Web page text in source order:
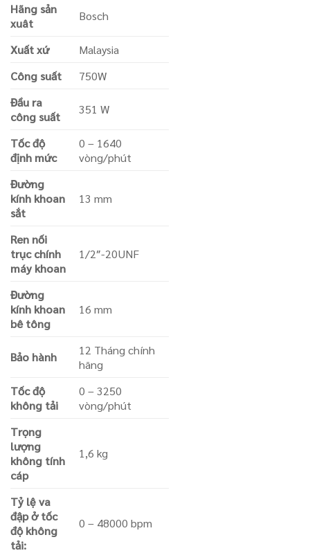
Hãng sản
xuât
Bosch
Xuất xứ
Malaysia
Công suất
750W
Đầu ra
công suất
351 W
Tốc độ
định mức
0 – 1640
vòng/phút
Đường
kính khoan
sắt
13 mm
Ren nối
trục chính
máy khoan
1/2″-20UNF
Đường
kính khoan
bê tông
16 mm
Bảo hành
12 Tháng chính
hãng
Tốc độ
không tải
0 – 3250
vòng/phút
Trọng
lượng
không tính
cáp
1,6 kg
Tỷ lệ va
đập ở tốc
độ không
tải:
0 – 48000 bpm